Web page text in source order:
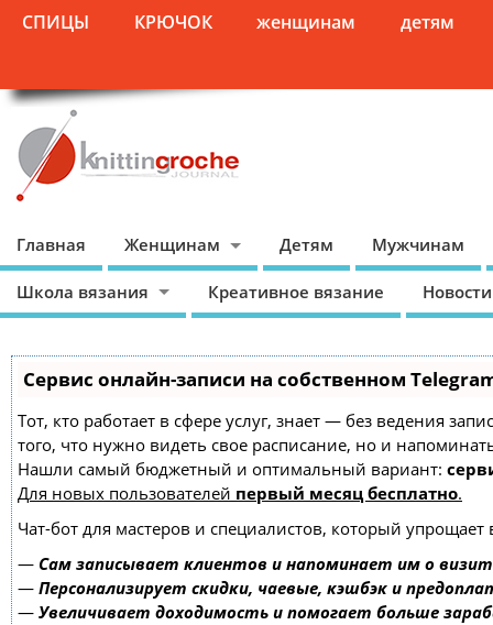
СПИЦЫ КРЮЧОК женщинам детям
Главная Женщинам Детям Мужчинам
Школа вязания Креативное вязание
Сервис онлайн-записи на собственном
Тот, кто работает в сфере услуг, знает — без ведения
того, что нужно видеть свое расписание, но и
Нашли самый бюджетный и оптимальный вариант:
Для новых пользователей первый месяц бесплатно.
Чат-бот для мастеров и специалистов, который упрощает
— Сам записывает клиентов и напоминает им о
— Персонализирует скидки, чаевые, кэшбэк и
— Увеличивает доходимость и помогает больше